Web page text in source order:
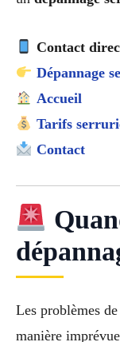
Contact
Dépannage
Accueil
Tarifs
Contact
Les problèmes
manière